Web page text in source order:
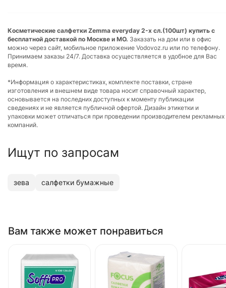
Косметические салфетки Zemma everyday 2-х сл.(100шт) купить с
бесплатной доставкой по Москве и МО. Заказать на дом или в офис
можно через сайт, мобильное приложение Vodovoz.ru или по телефону.
Принимаем заказы 24/7. Доставка осуществляется в удобное для Вас
время.
*Информация о характеристиках, комплекте поставки, стране
изготовления и внешнем виде товара носит справочный характер,
основывается на последних доступных к моменту публикации
сведениях и не является публичной офертой. Дизайн этикетки и
упаковки может отличаться при проведении производителем рекламных
компаний.
Ищут по запросам
зева салфетки бумажные
Вам также может понравиться